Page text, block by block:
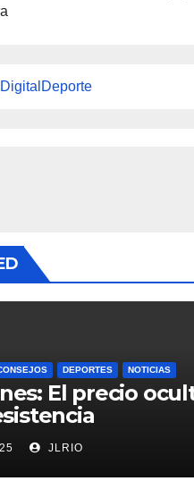
DEPORTES NOTICIAS
El precio
JLRIO